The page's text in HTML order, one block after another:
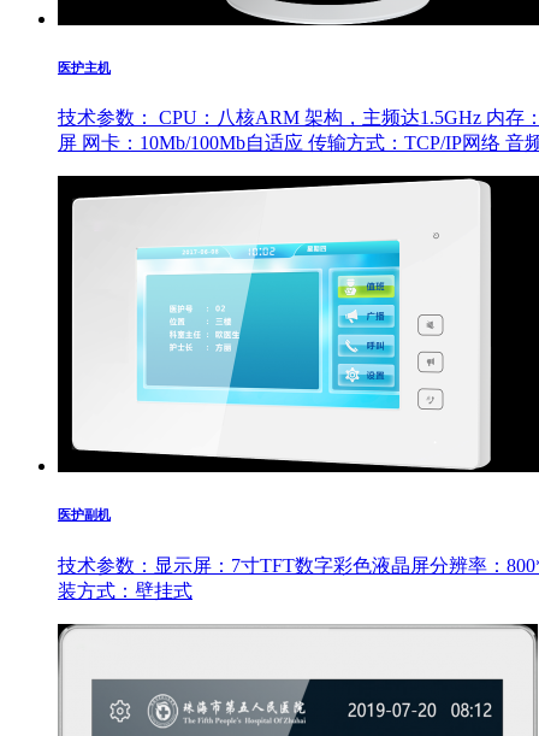
医护主机
技术参数： CPU：八核ARM 架构，主频达1.5GHz 内存
屏 网卡：10Mb/100Mb自适应 传输方式：TCP/IP网络
医护副机
技术参数：显示屏：7寸TFT数字彩色液晶屏分辨率：
装方式：壁挂式